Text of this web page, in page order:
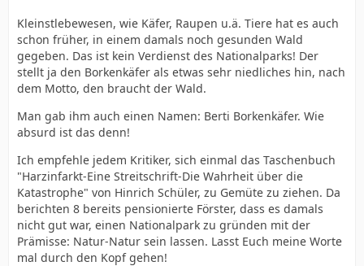
Kleinstlebewesen, wie Käfer, Raupen u.ä. Tiere hat es auch
schon früher, in einem damals noch gesunden Wald
gegeben. Das ist kein Verdienst des Nationalparks! Der
stellt ja den Borkenkäfer als etwas sehr niedliches hin, nach
dem Motto, den braucht der Wald.
Man gab ihm auch einen Namen: Berti Borkenkäfer. Wie
absurd ist das denn!
Ich empfehle jedem Kritiker, sich einmal das Taschenbuch
"Harzinfarkt-Eine Streitschrift-Die Wahrheit über die
Katastrophe" von Hinrich Schüler, zu Gemüte zu ziehen. Da
berichten 8 bereits pensionierte Förster, dass es damals
nicht gut war, einen Nationalpark zu gründen mit der
Prämisse: Natur-Natur sein lassen. Lasst Euch meine Worte
mal durch den Kopf gehen!